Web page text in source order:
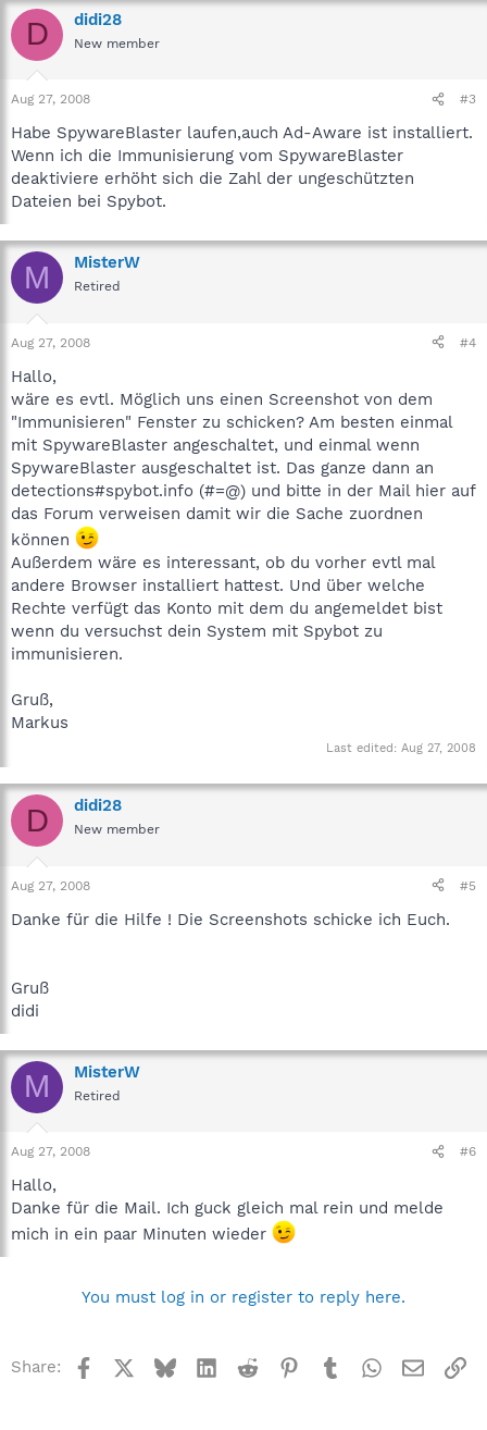
D didi28
New member
Aug 27, 2008 #3
Habe SpywareBlaster laufen,auch Ad-Aware ist installiert.
Wenn ich die Immunisierung vom SpywareBlaster
deaktiviere erhöht sich die Zahl der ungeschützten
Dateien bei Spybot.
M MisterW
Retired
Aug 27, 2008 #4
Hallo,
wäre es evtl. Möglich uns einen Screenshot von dem
"Immunisieren" Fenster zu schicken? Am besten einmal
mit SpywareBlaster angeschaltet, und einmal wenn
SpywareBlaster ausgeschaltet ist. Das ganze dann an
detections#spybot.info (#=@) und bitte in der Mail hier auf
das Forum verweisen damit wir die Sache zuordnen
können
Außerdem wäre es interessant, ob du vorher evtl mal
andere Browser installiert hattest. Und über welche
Rechte verfügt das Konto mit dem du angemeldet bist
wenn du versuchst dein System mit Spybot zu
immunisieren.
Gruß,
Markus
Last edited: Aug 27, 2008
D didi28
New member
Aug 27, 2008 #5
Danke für die Hilfe ! Die Screenshots schicke ich Euch.
Gruß
didi
M MisterW
Retired
Aug 27, 2008 #6
Hallo,
Danke für die Mail. Ich guck gleich mal rein und melde
mich in ein paar Minuten wieder
You must log in or register to reply here.
Share: Facebook BlueskyLinkedInReddit Pinterest
TumblrWhatsApp
Email